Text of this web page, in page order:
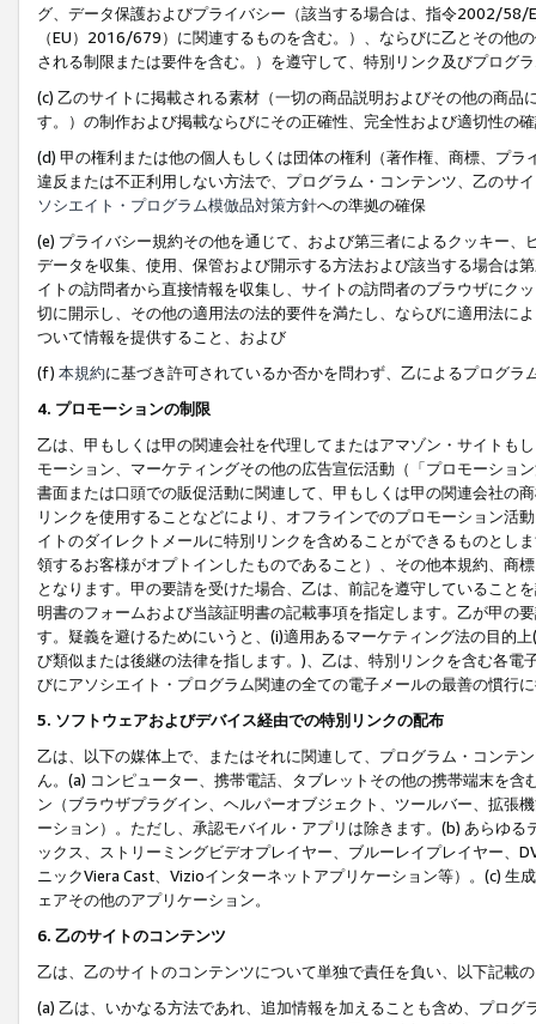
グ、データ保護およびプライバシー（該当する場合は、指令2002/58/
（EU）2016/679）に関連するものを含む。）、ならびに乙とその他
される制限または要件を含む。）を遵守して、特別リンク及びプログ
(c) 乙のサイトに掲載される素材（一切の商品説明およびその他の商
す。）の制作および掲載ならびにその正確性、完全性および適切性の
(d) 甲の権利または他の個人もしくは団体の権利（著作権、商標、プ
違反または不正利用しない方法で、プログラム・コンテンツ、乙のサ
ソシエイト・プログラム模倣品対策方針への準拠の確保
(e) プライバシー規約その他を通じて、および第三者によるクッキー
データを収集、使用、保管および開示する方法および該当する場合は
イトの訪問者から直接情報を収集し、サイトの訪問者のブラウザにク
切に開示し、その他の適用法の法的要件を満たし、ならびに適用法に
ついて情報を提供すること、および
(f) 本規約に基づき許可されているか否かを問わず、乙によるプログ
4. プロモーションの制限
乙は、甲もしくは甲の関連会社を代理してまたはアマゾン・サイトも
モーション、マーケティングその他の広告宣伝活動（「プロモーショ
書面または口頭での販促活動に関連して、甲もしくは甲の関連会社の
リンクを使用することなどにより、オフラインでのプロモーション活
イトのダイレクトメールに特別リンクを含めることができるものとし
領するお客様がオプトインしたものであること）、その他本規約、商
となります。甲の要請を受けた場合、乙は、前記を遵守していること
明書のフォームおよび当該証明書の記載事項を指定します。乙が甲の
す。疑義を避けるためにいうと、(i)適用あるマーケティング法の目的
び類似または後継の法律を指します。)、乙は、特別リンクを含む各
びにアソシエイト・プログラム関連の全ての電子メールの最善の慣行
5. ソフトウェアおよびデバイス経由での特別リンクの配布
乙は、以下の媒体上で、またはそれに関連して、プログラム・コンテ
ん。(a) コンピューター、携帯電話、タブレットその他の携帯端末を
ン（ブラウザプラグイン、ヘルパーオブジェクト、ツールバー、拡張
ーション）。ただし、承認モバイル・アプリは除きます。(b) あらゆ
ックス、ストリーミングビデオプレイヤー、ブルーレイプレイヤー、
ニックViera Cast、Vizioインターネットアプリケーション等）。(c)
ェアその他のアプリケーション。
6. 乙のサイトのコンテンツ
乙は、乙のサイトのコンテンツについて単独で責任を負い、以下記載
(a) 乙は、いかなる方法であれ、追加情報を加えることも含め、プロ